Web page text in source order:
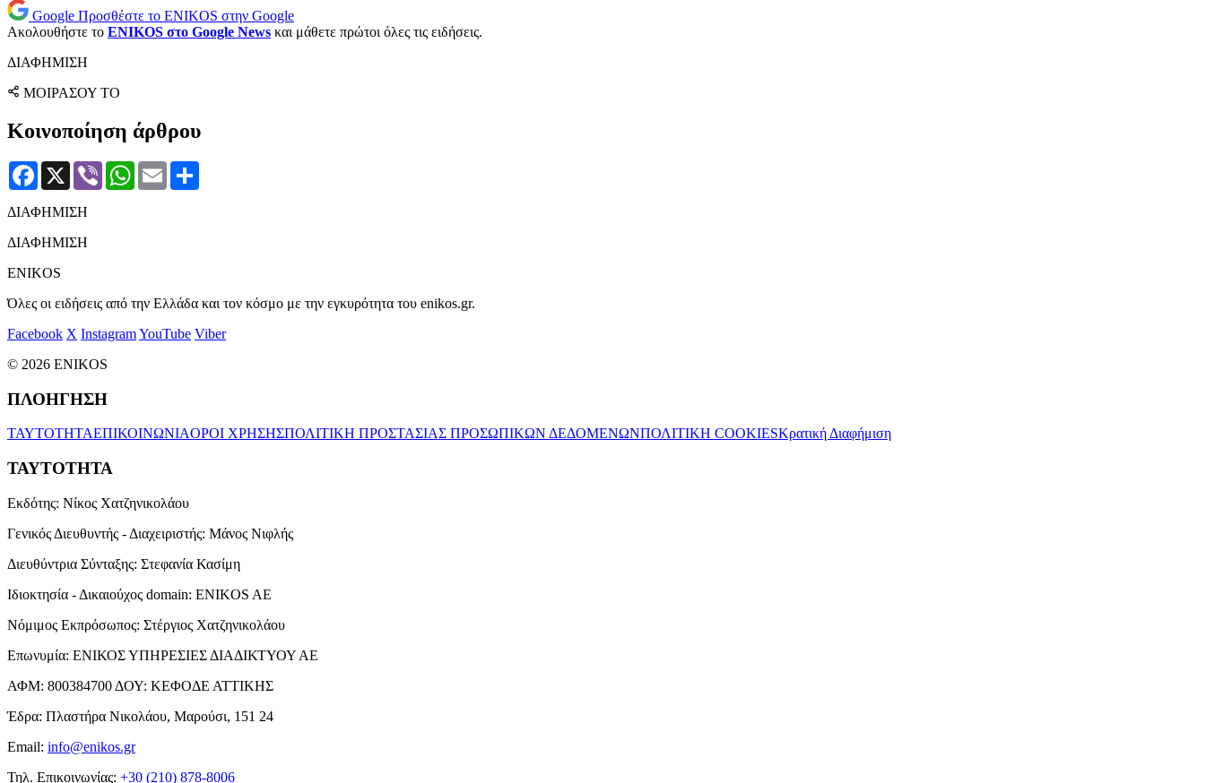
Google Προσθέστε το ENIKOS στην Google
Ακολουθήστε το ENIKOS στο Google News και μάθετε πρώτοι όλες τις ειδήσεις.
ΔΙΑΦΗΜΙΣΗ
ΜΟΙΡΑΣΟΥ ΤΟ
Κοινοποίηση άρθρου
Facebook
X Viber WhatsApp
Email
ΔΙΑΦΗΜΙΣΗ
ΔΙΑΦΗΜΙΣΗ
ENIKOS
Όλες οι ειδήσεις από την Ελλάδα και τον κόσμο με την εγκυρότητα του enikos.gr.
Facebook X InstagramYouTube Viber
© 2026 ENIKOS
ΠΛΟΗΓΗΣΗ
ΤΑΥΤΟΤΗΤΑΕΠΙΚΟΙΝΩΝΙΑΟΡΟΙ ΧΡΗΣΗΣΠΟΛΙΤΙΚΗ ΠΡΟΣΤΑΣΙΑΣ ΠΡΟΣΩΠΙΚΩΝ ΔΕΔΟΜΕΝΩΝΠΟΛΙΤΙΚΗ COOKIESΚρατική Διαφήμιση
ΤΑΥΤΟΤΗΤΑ
Εκδότης: Νίκος Χατζηνικολάου
Γενικός Διευθυντής - Διαχειριστής: Μάνος Νιφλής
Διευθύντρια Σύνταξης: Στεφανία Κασίμη
Ιδιοκτησία - Δικαιούχος domain: ENIKOS AE
Νόμιμος Εκπρόσωπος: Στέργιος Χατζηνικολάου
Επωνυμία: ΕΝΙΚΟΣ ΥΠΗΡΕΣΙΕΣ ΔΙΑΔΙΚΤΥΟΥ ΑΕ
ΑΦΜ: 800384700 ΔΟΥ: ΚΕΦΟΔΕ ΑΤΤΙΚΗΣ
Έδρα: Πλαστήρα Νικολάου, Μαρούσι, 151 24
Email: info@enikos.gr
Τηλ. Επικοινωνίας: +30 (210) 878-8006